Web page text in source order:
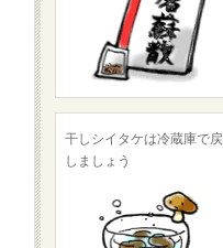
干しシイタケは冷蔵庫で戻
しましょう